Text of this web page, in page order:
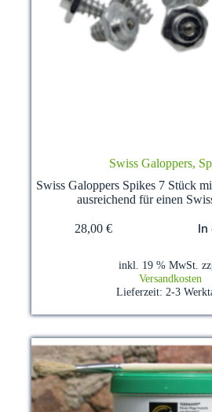
Swiss Galoppers,
Swiss Galoppers Spikes 7 Stück
ausreichend für einen
28,00 € In
inkl. 19 % MwSt.
Versandkosten
Lieferzeit: 2-3